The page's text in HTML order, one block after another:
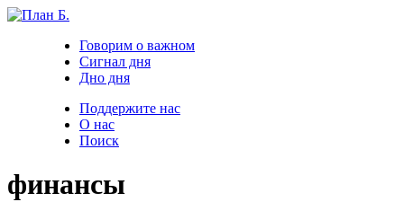
Говорим о важном
Сигнал дня
Дно дня
Поддержите нас
О нас
Поиск
финансы